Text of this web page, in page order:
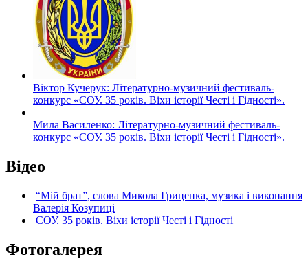
Віктор Кучерук: Літературно-музичний фестиваль-
конкурс «СОУ. 35 років. Віхи історії Честі і Гідності».
Мила Василенко: Літературно-музичний фестиваль-
конкурс «СОУ. 35 років. Віхи історії Честі і Гідності».
Відео
“Мій брат”, слова Микола Гриценка, музика і виконання
Валерія Козупиці
СОУ. 35 років. Віхи історії Честі і Гідності
Фотогалерея